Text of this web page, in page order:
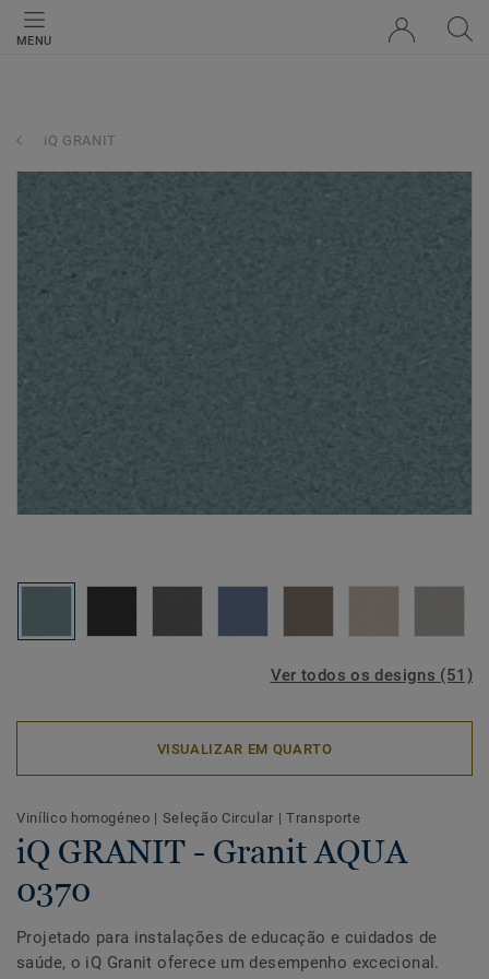
MENU
iQ GRANIT
Ver todos os designs (51)
VISUALIZAR EM QUARTO
Vinílico homogéneo | Seleção Circular |Transporte
iQ GRANIT - Granit AQUA
0370
Projetado para instalações de educação e cuidados de
saúde, o iQ Granit oferece um desempenho excecional.